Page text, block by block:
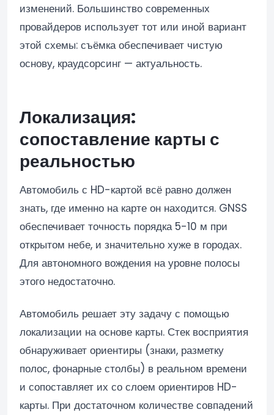
изменений. Большинство современных
провайдеров использует тот или иной вариант
этой схемы: съёмка обеспечивает чистую
основу, краудсорсинг — актуальность.
Локализация:
сопоставление карты с
реальностью
Автомобиль с HD-картой всё равно должен
знать, где именно на карте он находится. GNSS
обеспечивает точность порядка 5-10 м при
открытом небе, и значительно хуже в городах.
Для автономного вождения на уровне полосы
этого недостаточно.
Автомобиль решает эту задачу с помощью
локализации на основе карты. Стек восприятия
обнаруживает ориентиры (знаки, разметку
полос, фонарные столбы) в реальном времени
и сопоставляет их со слоем ориентиров HD-
карты. При достаточном количестве совпадений